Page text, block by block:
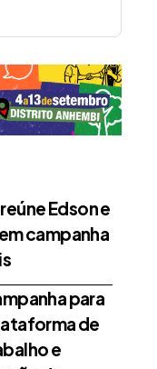
Edson e
campanha
para
de
e